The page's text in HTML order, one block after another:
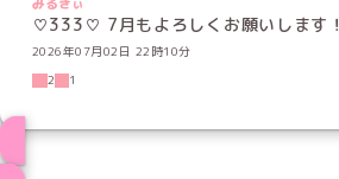
みるきぃ
♡333♡ 7月もよろしくお願いします！
2026年07月02日 22時10分
2
1